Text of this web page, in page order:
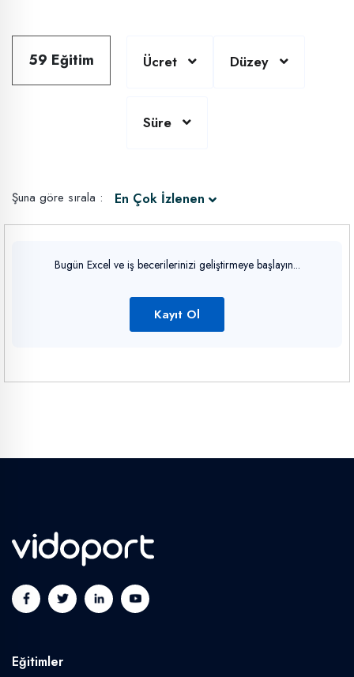
59 Eğitim Ücret Düzey
Süre
Şuna göre sırala : En Çok İzlenen
Bugün Excel ve iş becerilerinizi geliştirmeye başlayın...
Kayıt Ol
Eğitimler